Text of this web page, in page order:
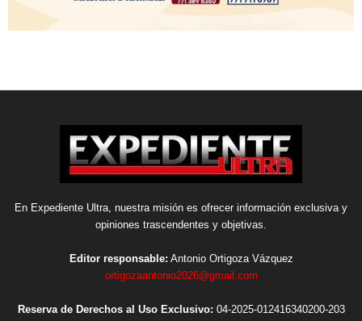
En Expediente Ultra, nuestra misión es ofrecer información exclusiva y
opiniones trascendentes y objetivas.
Editor responsable: Antonio Ortigoza Vázquez
ortigozaantonio2026@gmail.com
Reserva de Derechos al Uso Exclusivo: 04-2025-012416340200-203